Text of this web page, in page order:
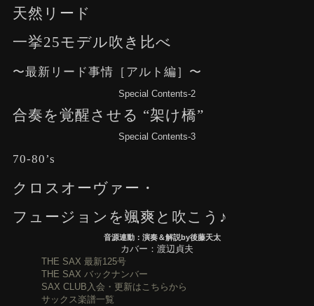
天然リード
一挙25モデル吹き比べ
〜最新リード事情［アルト編］〜
Special Contents-2
合奏を覚醒させる “架け橋”
Special Contents-3
70-80’s
クロスオーヴァー・
フュージョンを颯爽と吹こう♪
音源連動：演奏＆解説by後藤天太
カバー：渡辺貞夫
THE SAX 最新125号
THE SAX バックナンバー
SAX CLUB入会・更新はこちらから
サックス楽譜一覧